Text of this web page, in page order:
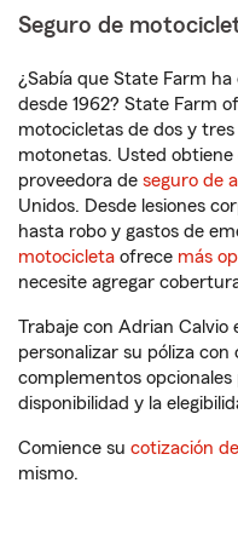
Seguro de
¿Sabía que State Farm
desde 1962? State Farm
motocicletas de dos y
motonetas. Usted obtiene
proveedora de seguro de
Unidos. Desde lesiones
hasta robo y gastos de
motocicleta ofrece más
necesite agregar
Trabaje con Adrian Calvio
personalizar su póliza
complementos
disponibilidad y la
Comience su cotización
mismo.